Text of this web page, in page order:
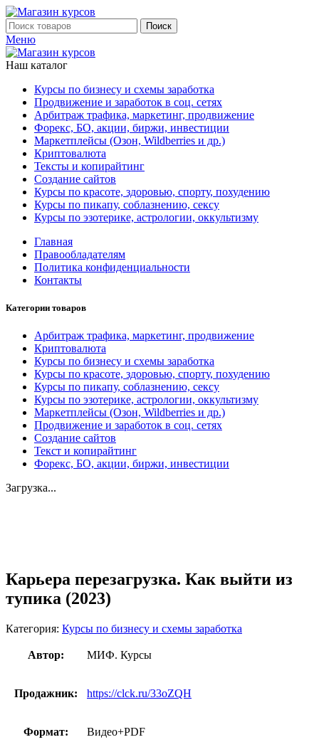
Поиск
Меню
Наш каталог
Курсы по бизнесу и схемы заработка
Продвижение и заработок в соц. сетях
Арбитраж трафика, маркетинг, продвижение
Форекс, БО, акции, биржи, инвестиции
Маркетплейсы (Озон, Wildberries и др.)
Криптовалюта
Тексты и копирайтинг
Создание сайтов
Курсы по красоте, здоровью, спорту, похудению
Курсы по пикапу, соблазнению, сексу
Курсы по эзотерике, астрологии, оккультизму
Главная
Правообладателям
Политика конфиденциальности
Контакты
Категории товаров
Арбитраж трафика, маркетинг, продвижение
Криптовалюта
Курсы по бизнесу и схемы заработка
Курсы по красоте, здоровью, спорту, похудению
Курсы по пикапу, соблазнению, сексу
Курсы по эзотерике, астрологии, оккультизму
Маркетплейсы (Озон, Wildberries и др.)
Продвижение и заработок в соц. сетях
Создание сайтов
Текст и копирайтинг
Форекс, БО, акции, биржи, инвестиции
Загрузка...
Карьера перезагрузка. Как выйти из
тупика (2023)
Категория: Курсы по бизнесу и схемы заработка
Автор: МИФ. Курсы
Продажник: https://clck.ru/33oZQH
Формат: Видео+PDF